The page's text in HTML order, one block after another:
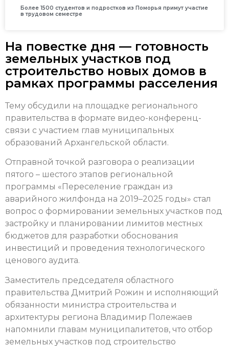
Более 1500 студентов и подростков из Поморья примут участие
в трудовом семестре
На повестке дня — готовность
земельных участков под
строительство новых домов в
рамках программы расселения
Тему обсудили на площадке регионального
правительства в формате видео-конференц-
связи с участием глав муниципальных
образований Архангельской области.
Отправной точкой разговора о реализации
пятого – шестого этапов региональной
программы «Переселение граждан из
аварийного жилфонда на 2019–2025 годы» стал
вопрос о формировании земельных участков под
застройку и планировании лимитов местных
бюджетов для разработки обоснования
инвестиций и проведения технологического
ценового аудита.
Заместитель председателя областного
правительства Дмитрий Рожин и исполняющий
обязанности министра строительства и
архитектуры региона Владимир Полежаев
напомнили главам муниципалитетов, что отбор
земельных участков под строительство